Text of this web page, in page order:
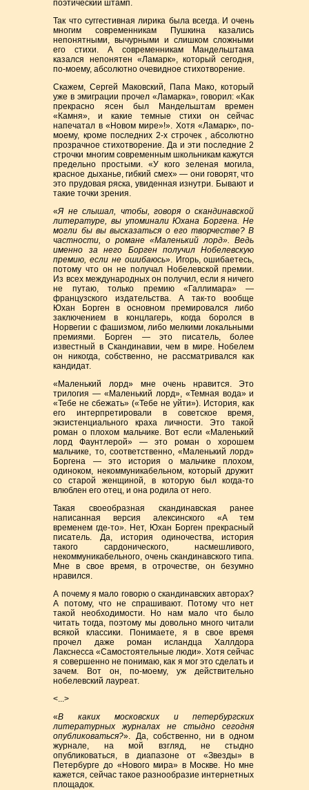
поэтический штамп.
Так что суггестивная лирика была всегда. И очень
многим современникам Пушкина казались
непонятными, вычурными и слишком сложными
его стихи. А современникам Мандельштама
казался непонятен «Ламарк», который сегодня,
по-моему, абсолютно очевидное стихотворение.
Скажем, Сергей Маковский, Папа Мако, который
уже в эмиграции прочел «Ламарка», говорил: «Как
прекрасно ясен был Мандельштам времен
«Камня», и какие темные стихи он сейчас
напечатал в «Новом мире»!». Хотя «Ламарк», по-
моему, кроме последних 2-х строчек , абсолютно
прозрачное стихотворение. Да и эти последние 2
строчки многим современным школьникам кажутся
предельно простыми. «У кого зеленая могила,
красное дыханье, гибкий смех» — они говорят, что
это прудовая ряска, увиденная изнутри. Бывают и
такие точки зрения.
«Я не слышал, чтобы, говоря о скандинавской
литературе, вы упоминали Юхана Боргена. Не
могли бы вы высказаться о его творчестве? В
частности, о романе «Маленький лорд». Ведь
именно за него Борген получил Нобелевскую
премию, если не ошибаюсь». Игорь, ошибаетесь,
потому что он не получал Нобелевской премии.
Из всех международных он получил, если я ничего
не путаю, только премию «Галлимара» —
французского издательства. А так-то вообще
Юхан Борген в основном премировался либо
заключением в концлагерь, когда боролся в
Норвегии с фашизмом, либо мелкими локальными
премиями. Борген — это писатель, более
известный в Скандинавии, чем в мире. Нобелем
он никогда, собственно, не рассматривался как
кандидат.
«Маленький лорд» мне очень нравится. Это
трилогия — «Маленький лорд», «Темная вода» и
«Тебе не сбежать» («Тебе не уйти»). История, как
его интерпретировали в советское время,
экзистенциального краха личности. Это такой
роман о плохом мальчике. Вот если «Маленький
лорд Фаунтлерой» — это роман о хорошем
мальчике, то, соответственно, «Маленький лорд»
Боргена — это история о мальчике плохом,
одиноком, некоммуникабельном, который дружит
со старой женщиной, в которую был когда-то
влюблен его отец, и она родила от него.
Такая своеобразная скандинавская ранее
написанная версия алексинского «А тем
временем где-то». Нет, Юхан Борген прекрасный
писатель. Да, история одиночества, история
такого сардонического, насмешливого,
некоммуникабельного, очень скандинавского типа.
Мне в свое время, в отрочестве, он безумно
нравился.
А почему я мало говорю о скандинавских авторах?
А потому, что не спрашивают. Потому что нет
такой необходимости. Но нам мало что было
читать тогда, поэтому мы довольно много читали
всякой классики. Понимаете, я в свое время
прочел даже роман исландца Халлдора
Лакснесса «Самостоятельные люди». Хотя сейчас
я совершенно не понимаю, как я мог это сделать и
зачем. Вот он, по-моему, уж действительно
нобелевский лауреат.
<...>
«В каких московских и петербургских
литературных журналах не стыдно сегодня
опубликоваться?». Да, собственно, ни в одном
журнале, на мой взгляд, не стыдно
опубликоваться, в диапазоне от «Звезды» в
Петербурге до «Нового мира» в Москве. Но мне
кажется, сейчас такое разнообразие интернетных
площадок.